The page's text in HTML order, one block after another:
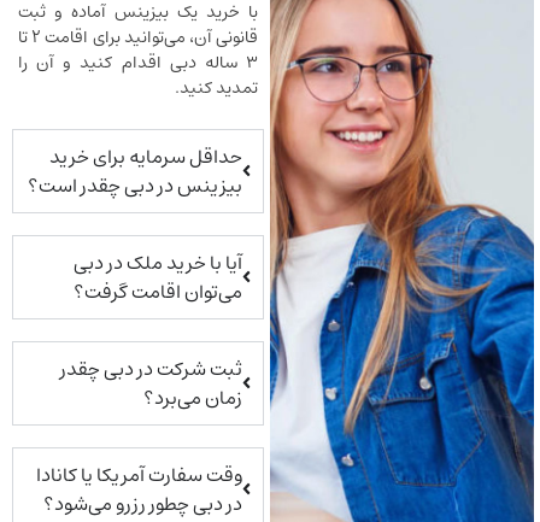
با خرید یک بیزینس آماده و ثبت
قانونی آن، می‌توانید برای اقامت ۲ تا
۳ ساله دبی اقدام کنید و آن را
تمدید کنید.
حداقل سرمایه برای خرید
بیزینس در دبی چقدر است؟
آیا با خرید ملک در دبی
می‌توان اقامت گرفت؟
ثبت شرکت در دبی چقدر
زمان می‌برد؟
وقت سفارت آمریکا یا کانادا
در دبی چطور رزرو می‌شود؟